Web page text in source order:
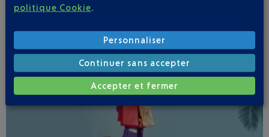
SUIVRE CE VOL
politique Cookie
Personnaliser
Continuer sans accepter
Accepter et fermer